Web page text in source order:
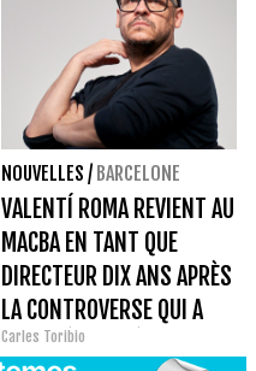
NOUVELLES / BARCELONE
VALENTÍ ROMA REVIENT AU
MACBA EN TANT QUE
DIRECTEUR DIX ANS APRÈS
LA CONTROVERSE QUI A
MARQUÉ SON DÉPART.
Carles Toribio